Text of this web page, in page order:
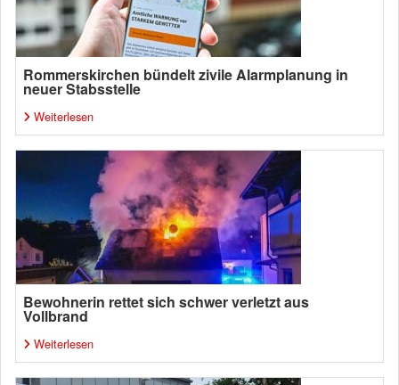
Rommerskirchen bündelt zivile Alarmplanung in
neuer Stabsstelle
Weiterlesen
Bewohnerin rettet sich schwer verletzt aus
Vollbrand
Weiterlesen